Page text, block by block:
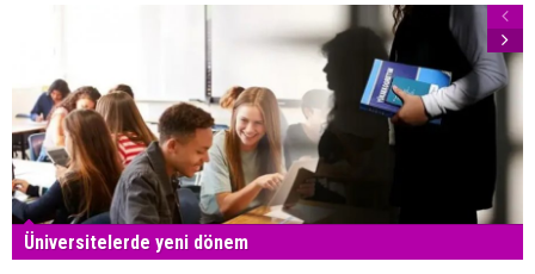
Üniversitelerde yeni dönem